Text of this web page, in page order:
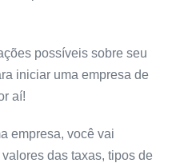
possíveis sobre seu
iniciar uma empresa de
aí!
empresa, você vai
das taxas, tipos de